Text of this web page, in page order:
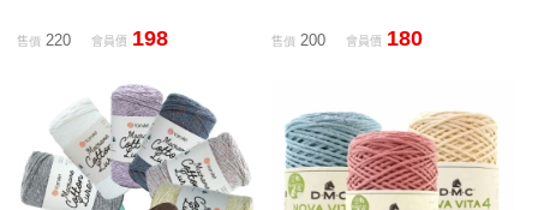
售價220 會員價 198 售價 200 會員價 180